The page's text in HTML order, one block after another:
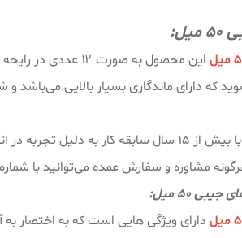
که دارای ماندگاری بسیار بالایی می‌باشد
مجموعه نگارلوکس با بیش از ۱۵ سال
سفارش عمده می‌توانید با شماره 09189996478 با آقای قادری تماس حاصل فرمایید.
50 میل:
دارای ویژگی هایی است که به اختصار